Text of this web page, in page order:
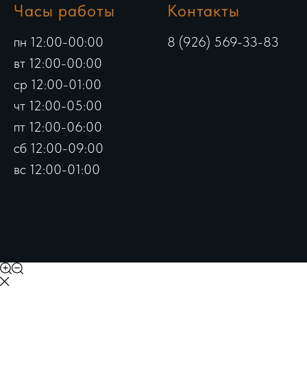
Часы работы
пн 12:00-00:00
вт 12:00-00:00
ср 12:00-01:00
чт 12:00-05:00
пт 12:00-06:00
сб 12:00-09:00
вс 12:00-01:00
Контакты
8 (926) 569-33-83